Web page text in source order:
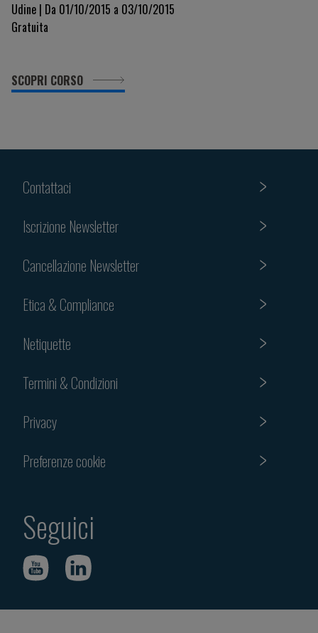
Udine | Da 01/10/2015 a 03/10/2015
Gratuita
SCOPRI CORSO
Contattaci
Iscrizione Newsletter
Cancellazione Newsletter
Etica & Compliance
Netiquette
Termini & Condizioni
Privacy
Preferenze cookie
Seguici